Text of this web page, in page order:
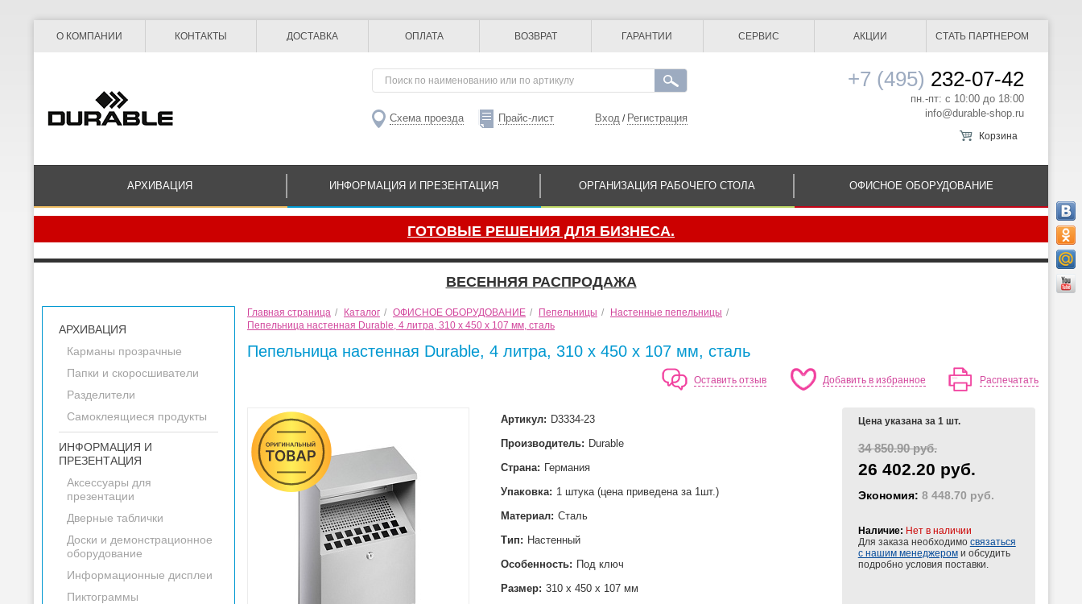
О КОМПАНИИ КОНТАКТЫ ДОСТАВКА ОПЛАТА ВОЗВРАТ ГАРАНТИИ СЕРВИС АКЦИИ СТАТЬ ПАРТНЕРОМ
Схема проезда Прайс-лист Вход / Регистрация
+7 (495) 232-07-42
пн.-пт: с 10:00 до 18:00
info@durable-shop.ru
Корзина
АРХИВАЦИЯ ИНФОРМАЦИЯ И ПРЕЗЕНТАЦИЯ ОРГАНИЗАЦИЯ РАБОЧЕГО СТОЛА ОФИСНОЕ ОБОРУДОВАНИЕ
ГОТОВЫЕ РЕШЕНИЯ ДЛЯ БИЗНЕСА.
ВЕСЕННЯЯ РАСПРОДАЖА
АРХИВАЦИЯ
Карманы прозрачные
Папки и скоросшиватели
Разделители
Самоклеящиеся продукты
ИНФОРМАЦИЯ И
ПРЕЗЕНТАЦИЯ
Аксессуары для
презентации
Дверные таблички
Доски и демонстрационное
оборудование
Информационные дисплеи
Пиктограммы
Главная страница / Каталог / ОФИСНОЕ ОБОРУДОВАНИЕ / Пепельницы / Настенные пепельницы /
Пепельница настенная Durable, 4 литра, 310 х 450 х 107 мм, сталь
Пепельница настенная Durable, 4 литра, 310 х 450 х 107 мм, сталь
Распечатать
Добавить в избранное
Оставить отзыв
Артикул: D3334-23
Производитель: Durable
Страна: Германия
Упаковка: 1 штука (цена приведена за 1шт.)
Материал: Сталь
Тип: Настенный
Особенность: Под ключ
Размер: 310 х 450 х 107 мм
Цена указана за 1 шт.
34 850.90 руб.
26 402.20 руб.
Экономия: 8 448.70 руб.
Наличие: Нет в наличии
Для заказа необходимо связаться
с нашим менеджероми обсудить
подробно условия поставки.